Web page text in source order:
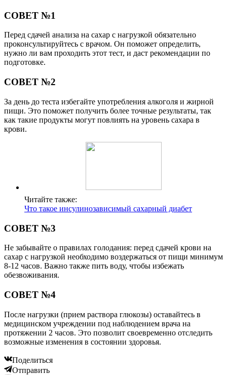
СОВЕТ №1
Перед сдачей анализа на сахар с нагрузкой обязательно
проконсультируйтесь с врачом. Он поможет определить,
нужно ли вам проходить этот тест, и даст рекомендации по
подготовке.
СОВЕТ №2
За день до теста избегайте употребления алкоголя и жирной
пищи. Это поможет получить более точные результаты, так
как такие продукты могут повлиять на уровень сахара в
крови.
Читайте также:
Что такое инсулинозависимый сахарный диабет
СОВЕТ №3
Не забывайте о правилах голодания: перед сдачей крови на
сахар с нагрузкой необходимо воздержаться от пищи минимум
8-12 часов. Важно также пить воду, чтобы избежать
обезвоживания.
СОВЕТ №4
После нагрузки (прием раствора глюкозы) оставайтесь в
медицинском учреждении под наблюдением врача на
протяжении 2 часов. Это позволит своевременно отследить
возможные изменения в состоянии здоровья.
Поделиться
Отправить